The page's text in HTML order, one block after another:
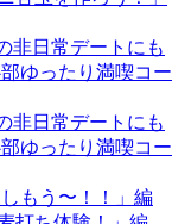
非日常デートにも
ゆったり満喫コー
非日常デートにも
ゆったり満喫コー
もう〜！！」編